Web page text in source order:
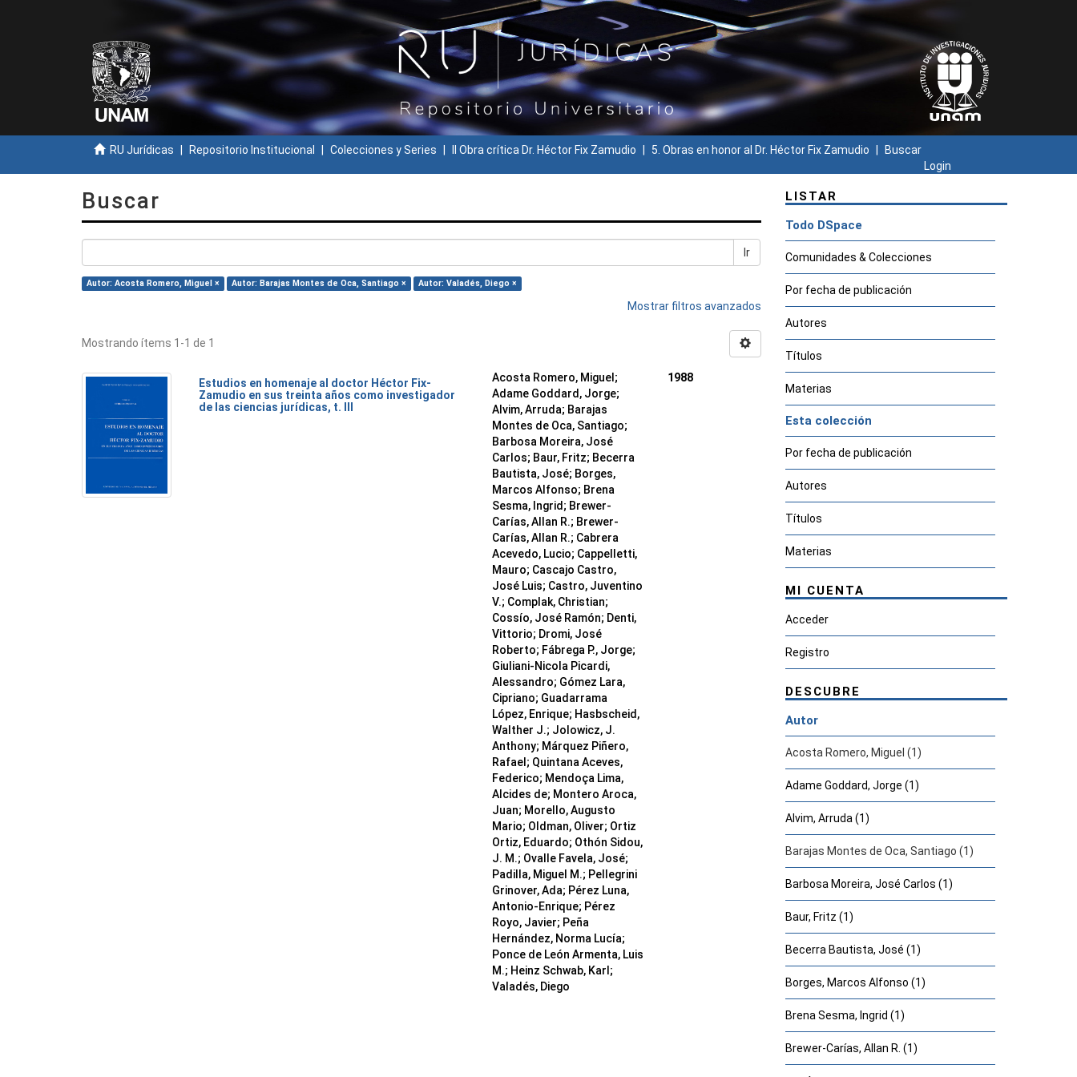
RU Jurídicas Repositorio Institucional Colecciones y Series II Obra crítica Dr. Héctor Fix Zamudio 5. Obras en honor al Dr. Héctor Fix Zamudio
Buscar
Login
Buscar
Ir
Autor: Acosta Romero, Miguel × Autor: Barajas Montes de Oca, Santiago × Autor: Valadés, Diego ×
Mostrar filtros avanzados
Mostrando ítems 1-1 de 1
Estudios en homenaje al doctor Héctor Fix-
Zamudio en sus treinta años como investigador
de las ciencias jurídicas, t. III
Acosta Romero, Miguel;
Adame Goddard, Jorge;
Alvim, Arruda; Barajas
Montes de Oca, Santiago;
Barbosa Moreira, José
Carlos; Baur, Fritz; Becerra
Bautista, José; Borges,
Marcos Alfonso; Brena
Sesma, Ingrid; Brewer-
Carías, Allan R.; Brewer-
Carías, Allan R.; Cabrera
Acevedo, Lucio; Cappelletti,
Mauro; Cascajo Castro,
José Luis; Castro, Juventino
V.; Complak, Christian;
Cossío, José Ramón; Denti,
Vittorio; Dromi, José
Roberto; Fábrega P., Jorge;
Giuliani-Nicola Picardi,
Alessandro; Gómez Lara,
Cipriano; Guadarrama
López, Enrique; Hasbscheid,
Walther J.; Jolowicz, J.
Anthony; Márquez Piñero,
Rafael; Quintana Aceves,
Federico; Mendoça Lima,
Alcides de; Montero Aroca,
Juan; Morello, Augusto
Mario; Oldman, Oliver; Ortiz
Ortiz, Eduardo; Othón Sidou,
J. M.; Ovalle Favela, José;
Padilla, Miguel M.; Pellegrini
Grinover, Ada; Pérez Luna,
Antonio-Enrique; Pérez
Royo, Javier; Peña
Hernández, Norma Lucía;
Ponce de León Armenta, Luis
M.; Heinz Schwab, Karl;
Valadés, Diego
1988
LISTAR
Todo DSpace
Comunidades & Colecciones
Por fecha de publicación
Autores
Títulos
Materias
Esta colección
Por fecha de publicación
Autores
Títulos
Materias
MI CUENTA
Acceder
Registro
DESCUBRE
Autor
Acosta Romero, Miguel (1)
Adame Goddard, Jorge (1)
Alvim, Arruda (1)
Barajas Montes de Oca, Santiago (1)
Barbosa Moreira, José Carlos (1)
Baur, Fritz (1)
Becerra Bautista, José (1)
Borges, Marcos Alfonso (1)
Brena Sesma, Ingrid (1)
Brewer-Carías, Allan R. (1)